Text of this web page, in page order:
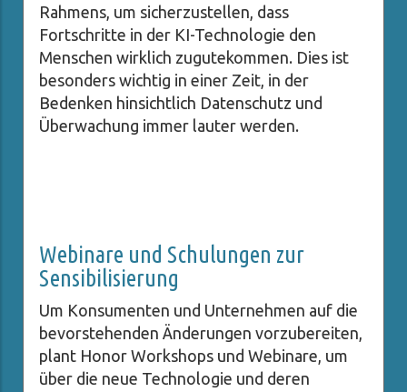
Rahmens, um sicherzustellen, dass
Fortschritte in der KI-Technologie den
Menschen wirklich zugutekommen. Dies ist
besonders wichtig in einer Zeit, in der
Bedenken hinsichtlich Datenschutz und
Überwachung immer lauter werden.
Webinare und Schulungen zur
Sensibilisierung
Um Konsumenten und Unternehmen auf die
bevorstehenden Änderungen vorzubereiten,
plant Honor Workshops und Webinare, um
über die neue Technologie und deren